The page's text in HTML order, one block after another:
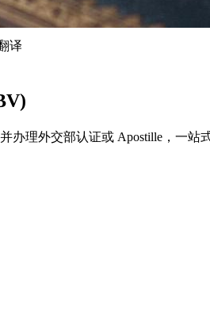
译
理外交部认证或 Apostille，一站